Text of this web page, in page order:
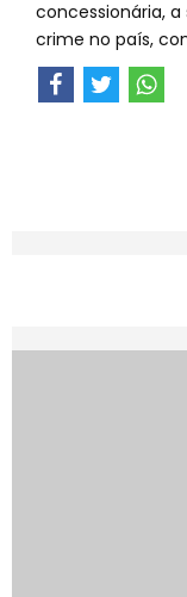
concessionária,
crime no país,